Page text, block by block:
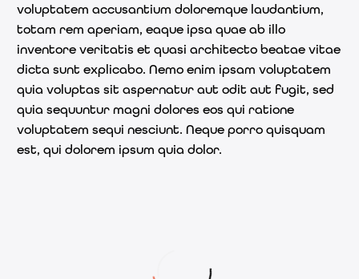
voluptatem accusantium doloremque laudantium,
totam rem aperiam, eaque ipsa quae ab illo
inventore veritatis et quasi architecto beatae vitae
dicta sunt explicabo. Nemo enim ipsam voluptatem
quia voluptas sit aspernatur aut odit aut fugit, sed
quia sequuntur magni dolores eos qui ratione
voluptatem sequi nesciunt. Neque porro quisquam
est, qui dolorem ipsum quia dolor.